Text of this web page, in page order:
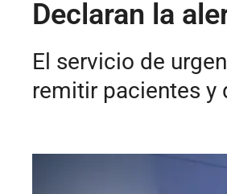
Declaran la
El servicio de
remitir pacientes y